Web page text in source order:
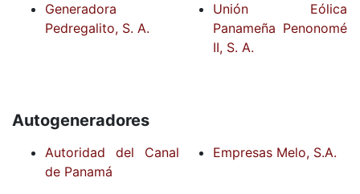
Generadora
Pedregalito, S. A.
Unión Eólica
Panameña Penonomé
II, S. A.
Autogeneradores
Autoridad del Canal
de Panamá
Empresas Melo, S.A.